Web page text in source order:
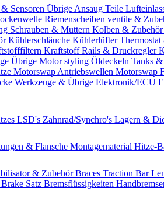
Sensoren Übrige Ansaug Teile
Riemenscheiben ventile &
Schrauben & Muttern Kolben & Zubehör
Kühlerschläuche KühlerlüfterThermostat
Kraftstoff Rails & Druckregler
Übrige Motor styling Öldeckeln Tanks
Motorswap Antriebswellen Motorswap
Werkzeuge & Übrige Elektronik/ECU
LSD's Zahnrad/Synchro's Lagern &
& Flansche Montagematerial Hitze-
& ZubehörBraces Traction Bar
Satz Bremsflüssigkeiten